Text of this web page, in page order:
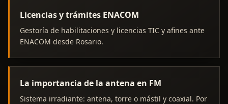
Licencias y trámites ENACOM
Gestoría de habilitaciones y licencias TIC y afines ante
ENACOM desde Rosario.
La importancia de la antena en FM
Sistema irradiante: antena, torre o mástil y coaxial. Por